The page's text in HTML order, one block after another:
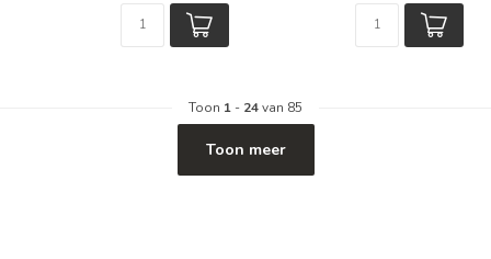
Toon 1 - 24van 85
Toon meer